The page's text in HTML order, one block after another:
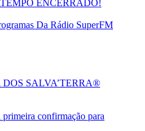
ENCERRADO!
Da Rádio SuperFM
SALVA’TERRA®
confirmação para